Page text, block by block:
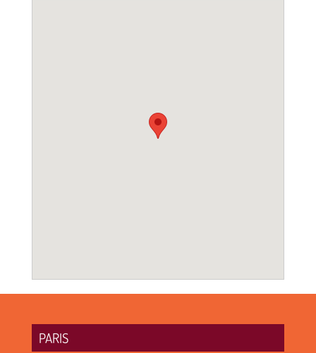
PARIS